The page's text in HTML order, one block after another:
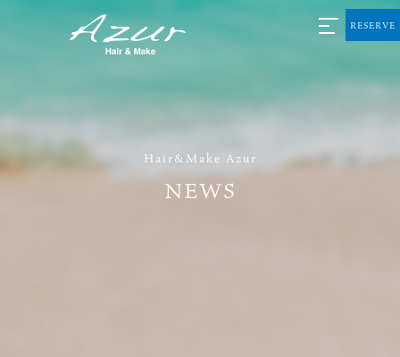
Hair&Make Azur
NEWS
RESERVE